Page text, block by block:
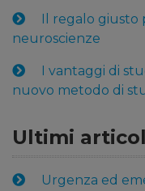
Il regalo giusto
neuroscienze
I vantaggi di
nuovo metodo di
Ultimi
Urgenza ed